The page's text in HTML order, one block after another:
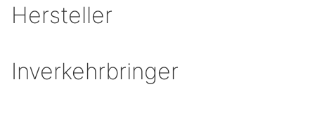
Hersteller
Inverkehrbringer